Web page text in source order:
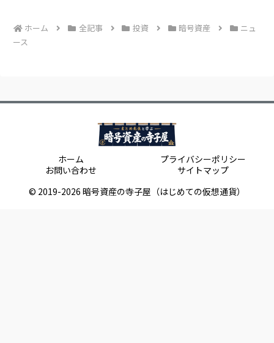
ホーム 全記事 投資 暗号資産
ニュ
ース
ホーム
プライバシーポリシー
お問い合わせ
サイトマップ
© 2019-2026 暗号資産の寺子屋（はじめての仮想通貨）